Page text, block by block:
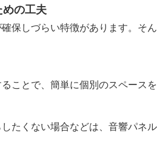
の工夫
保しづらい特徴があります。そ
ことで、簡単に個別のスペース
たくない場合などは、音響パネ